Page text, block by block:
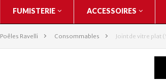
FUMISTERIE ACCESSOIRES
Poêles Ravelli > Consommables > Joint de vitre plat